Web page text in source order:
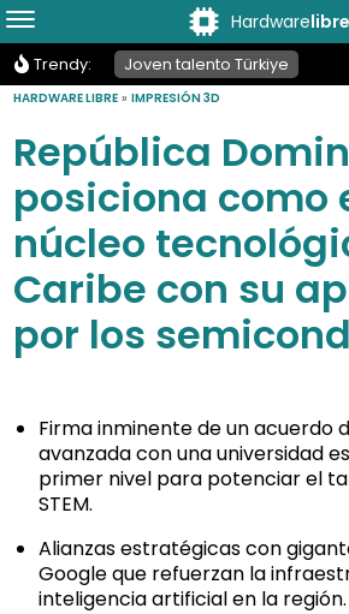
Hardwarelibre
Trendy: Joven talento Türkiye
HARDWARE LIBRE »IMPRESIÓN 3D
República
posiciona como
núcleo
Caribe con su
por los
Firma inminente de un acuerdo
avanzada con una universidad
primer nivel para potenciar el
STEM.
Alianzas estratégicas con
Google que refuerzan la
inteligencia artificial en la región.